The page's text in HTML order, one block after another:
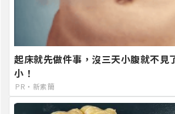
起床就先做件事，沒三天小腹就不見
小！
PR・新素簡